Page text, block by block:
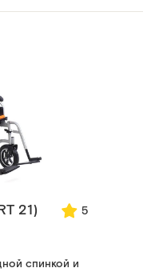
21) 5
спинкой и